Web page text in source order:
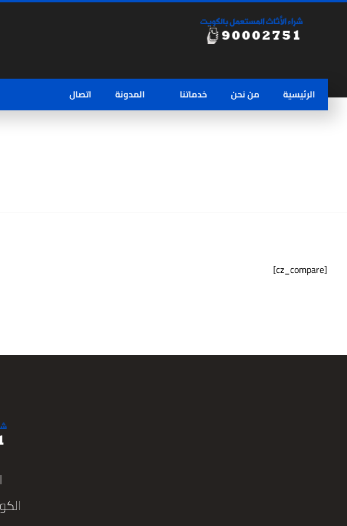
الرئيسية من نحن خدماتنا المدونة اتصال
[cz_compare]